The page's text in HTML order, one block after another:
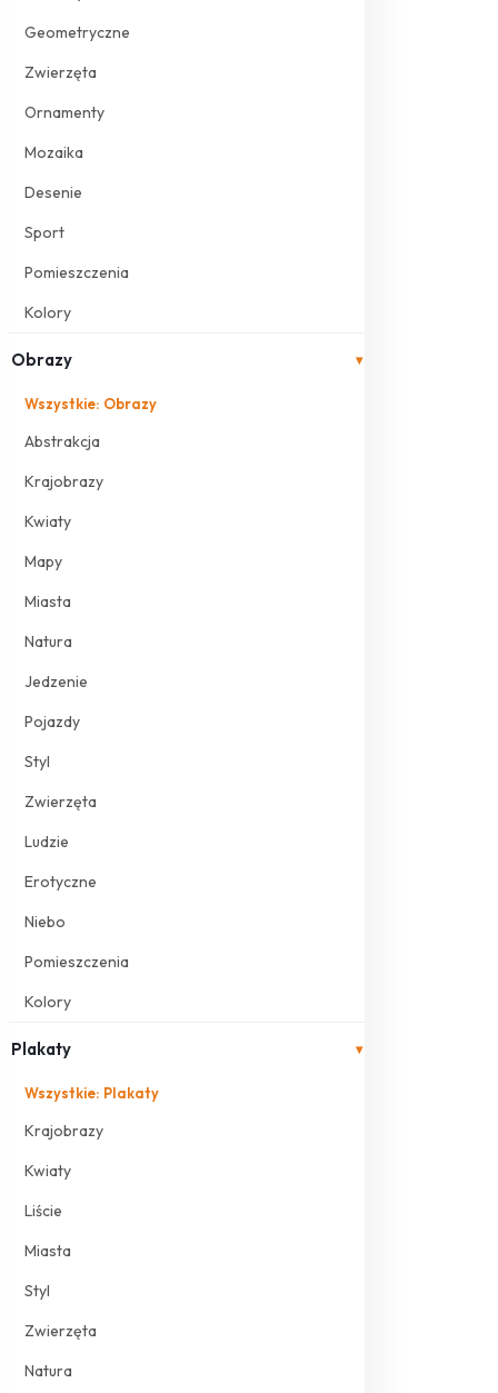
Geometryczne
Zwierzęta
Ornamenty
Mozaika
Desenie
Sport
Pomieszczenia
Kolory
Obrazy ▾
Wszystkie: Obrazy
Abstrakcja
Krajobrazy
Kwiaty
Mapy
Miasta
Natura
Jedzenie
Pojazdy
Styl
Zwierzęta
Ludzie
Erotyczne
Niebo
Pomieszczenia
Kolory
Plakaty ▾
Wszystkie: Plakaty
Krajobrazy
Kwiaty
Liście
Miasta
Styl
Zwierzęta
Natura